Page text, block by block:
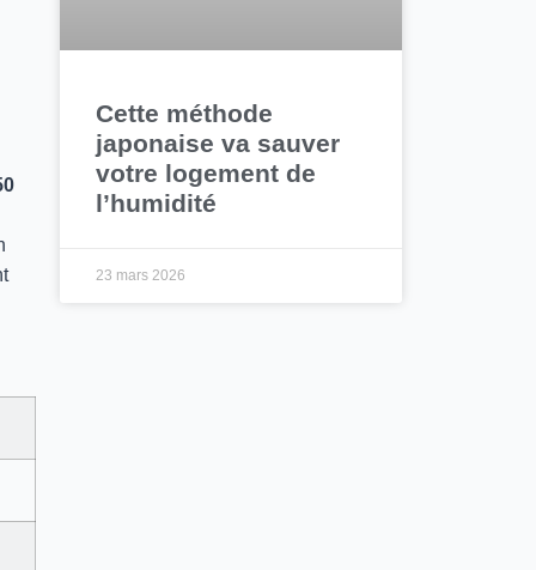
Cette méthode
japonaise va sauver
votre logement de
l’humidité
23 mars 2026